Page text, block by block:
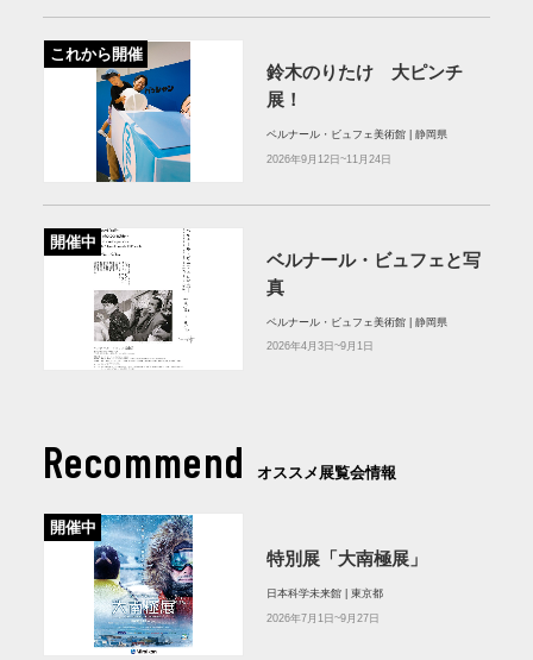
これから開催
鈴木のりたけ 大ピンチ
展！
ベルナール・ビュフェ美術館 | 静岡県
2026年9月12日~11月24日
開催中
ベルナール・ビュフェと写
真
ベルナール・ビュフェ美術館 | 静岡県
2026年4月3日~9月1日
Recommend オススメ展覧会情報
開催中
特別展「大南極展」
日本科学未来館 | 東京都
2026年7月1日~9月27日